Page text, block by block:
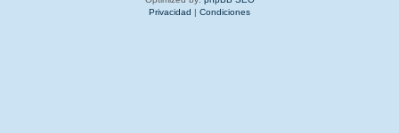
Privacidad | Condiciones